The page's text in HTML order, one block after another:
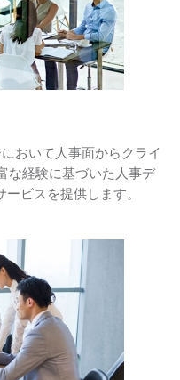
おいて人事面からクライ
な経験に基づいた人事デ
ビスを提供します。